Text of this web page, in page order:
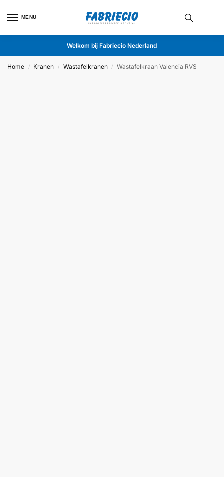
MENU
Welkom bij Fabriecio Nederland
Home / Kranen / Wastafelkranen / Wastafelkraan Valencia RVS